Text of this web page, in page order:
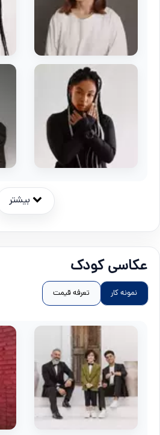
بیشتر
عکاسی کودک
نمونه کار تعرفه قیمت